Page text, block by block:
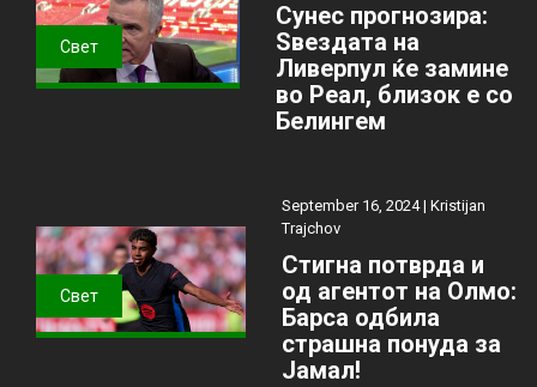
Свет
Сунес прогнозира:
Ѕвездата на
Ливерпул ќе замине
во Реал, близок е со
Белингем
Свет
September 16, 2024 | Kristijan
Trajchov
Стигна потврда и
од агентот на Олмо:
Барса одбила
страшна понуда за
Јамал!